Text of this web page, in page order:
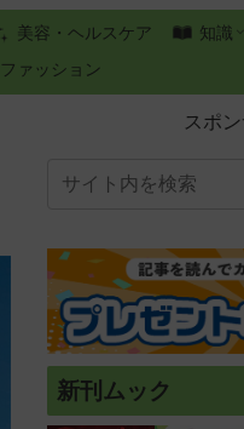
美容・ヘルスケア 知識
ファッション
スポ
新刊ムック